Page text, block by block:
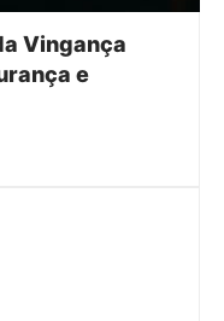
Vingança
e